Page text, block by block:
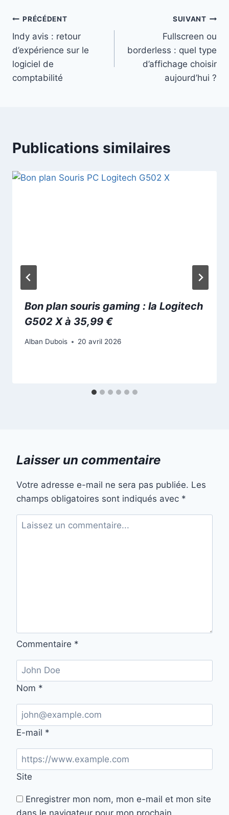
Navigation
de
l’article
PRÉCÉDENT
Indy avis : retour
d’expérience sur le
logiciel de
comptabilité
SUIVANT
Fullscreen ou
borderless : quel type
d’affichage choisir
aujourd’hui ?
Publications similaires
Bon plan souris gaming : la Logitech
G502 X à 35,99 €
Alban Dubois 20 avril 2026
Laisser un commentaire
Votre adresse e-mail ne sera pas publiée. Les
champs obligatoires sont indiqués avec *
Commentaire *
Nom *
E-mail *
Site
Enregistrer mon nom, mon e-mail et mon site